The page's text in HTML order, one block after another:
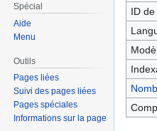
ID
Spécial
Aide
Menu
Outils
Pages liées
Suivi des pages liées
Pages spéciales
Informations sur la page